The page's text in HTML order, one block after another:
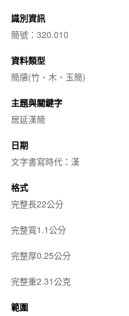
識別資訊
簡號：320.010
資料類型
簡牘(竹、木、玉簡)
主題與關鍵字
居延漢簡
日期
文字書寫時代：漢
格式
完整長22公分
完整寬1.1公分
完整厚0.25公分
完整重2.31公克
範圍